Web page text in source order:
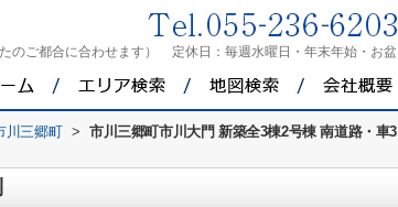
のご都合に合わせます） 定休日： 毎週水曜日・年末年始・お盆
川三郷町 > 市川三郷町市川大門 新築全3棟2号棟 南道路・車3